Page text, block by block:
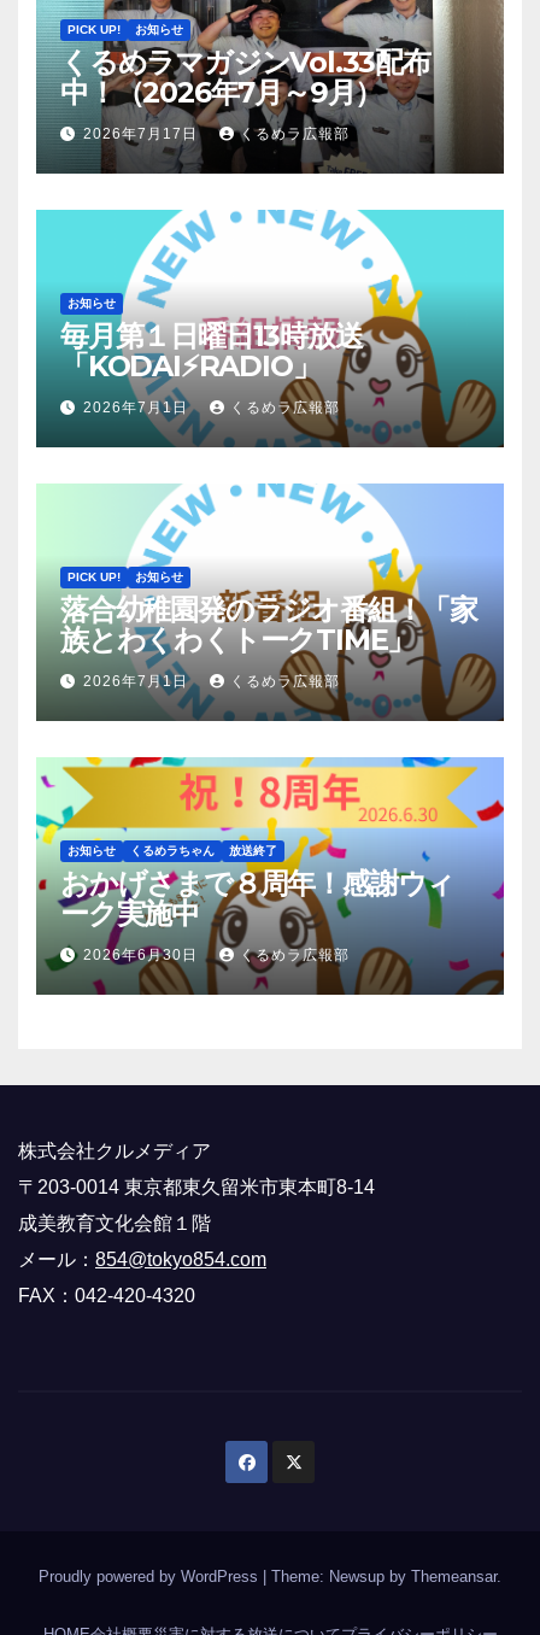
PICK UP! お知らせ
くるめラマガジンVol.33配布
中！（2026年7月～9月）
2026年7月17日 くるめラ広報部
お知らせ
毎月第１日曜日13時放送
「KODAI⚡RADIO」
2026年7月1日 くるめラ広報部
PICK UP! お知らせ
落合幼稚園発のラジオ番組！「家
族とわくわくトークTIME」
2026年7月1日 くるめラ広報部
お知らせ くるめラちゃん 放送終了
おかげさまで８周年！感謝ウィ
ーク実施中
2026年6月30日 くるめラ広報部
株式会社クルメディア
〒203-0014 東京都東久留米市東本町8-14
成美教育文化会館１階
メール： 854@tokyo854.com
FAX：042-420-4320
Proudly powered by WordPress Theme: Newsup by Themeansar.